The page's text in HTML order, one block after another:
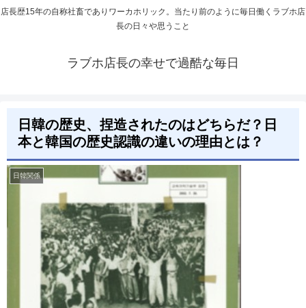
店長歴15年の自称社畜でありワーカホリック。当たり前のように毎日働くラブホ店
長の日々や思うこと
ラブホ店長の幸せで過酷な毎日
日韓の歴史、捏造されたのはどちらだ？日
本と韓国の歴史認識の違いの理由とは？
日韓関係